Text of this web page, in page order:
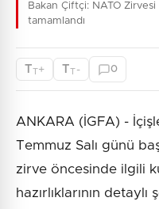
Bakan Çiftçi: NATO
tamamlandı
TT+ TT - 0
ANKARA (İGFA) -
Temmuz Salı günü
zirve öncesinde ilgili
hazırlıklarının